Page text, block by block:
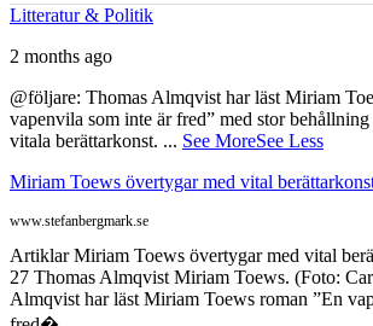
Litteratur & Politik
2 months ago
@följare: Thomas Almqvist har läst Miriam
vapenvila som inte är fred” med stor
vitala berättarkonst. ... See MoreSee Less
Miriam Toews övertygar med vital
www.stefanbergmark.se
Artiklar Miriam Toews övertygar med vital
27 Thomas Almqvist Miriam Toews. (Foto:
Almqvist har läst Miriam Toews roman ”En